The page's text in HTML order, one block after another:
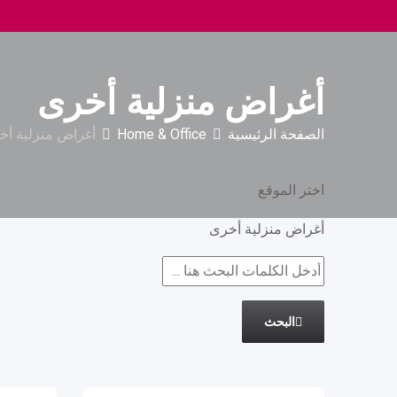
أغراض منزلية أخرى
الصفحة الرئيسية Home & Office أغراض منزلية
اختر الموقع
أغراض منزلية أخرى
البحث